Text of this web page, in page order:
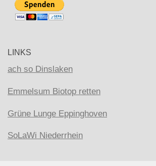
LINKS
ach so Dinslaken
Emmelsum Biotop retten
Grüne Lunge Eppinghoven
SoLaWi Niederrhein